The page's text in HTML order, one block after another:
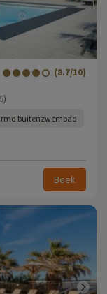
(8.7/10)
buitenzwembad
Boek